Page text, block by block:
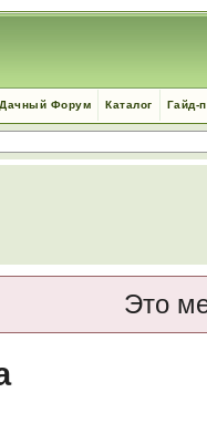
Дачный Форум Каталог Гайд-
Это